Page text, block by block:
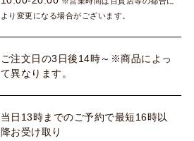
より変更になる場合がございます。
ご注文日の3日後14時～※商品によっ
て異なります。
当日13時までのご予約で最短16時以
降お受け取り